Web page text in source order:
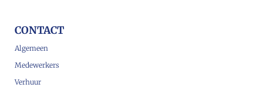
CONTACT
Algemeen
Medewerkers
Verhuur